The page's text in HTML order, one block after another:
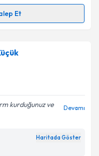
ediyorum.
Et
talebi oluşturun.
için bir takvim
ilişkin
Aydınlatma
verilerimin belirtilen
kurduğunuz ve
Devamı
Haritada Göster